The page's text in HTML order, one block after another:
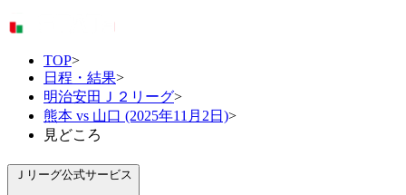
TOP>
日程・結果>
明治安田Ｊ２リーグ>
熊本 vs 山口 (2025年11月2日)>
見どころ
Ｊリーグ公式サービス